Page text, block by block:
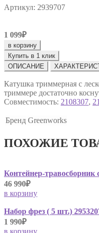
Артикул: 2939707
1 099₽
в корзину
Купить в 1 клик
ОПИСАНИЕ
Катушка триммерная c
триммере достаточно
Совместимость: 2108307,
Бренд Greenworks
ПОХОЖИЕ
Контейнер-травосборник
46 990₽
в корзину
Набор фрез ( 5 шт.)
1 990₽
в корзину